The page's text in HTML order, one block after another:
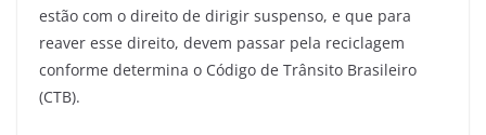
estão com o direito de dirigir suspenso, e que para
reaver esse direito, devem passar pela reciclagem
conforme determina o Código de Trânsito Brasileiro
(CTB).